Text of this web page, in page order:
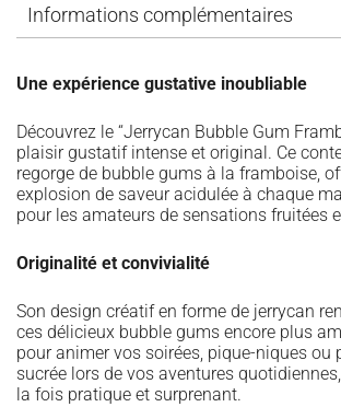
Informations complémentaires
Une expérience gustative inoubliable
Découvrez le “Jerrycan Bubble Gum
plaisir gustatif intense et original. Ce
regorge de bubble gums à la framboise,
explosion de saveur acidulée à chaque
pour les amateurs de sensations fruitées
Originalité et convivialité
Son design créatif en forme de jerrycan
ces délicieux bubble gums encore plus
pour animer vos soirées, pique-niques ou
sucrée lors de vos aventures
la fois pratique et surprenant.